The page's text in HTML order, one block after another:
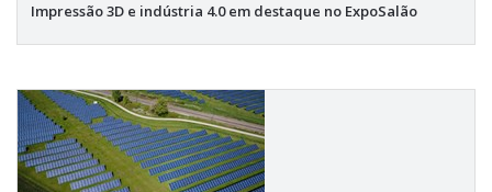
Impressão 3D e indústria 4.0 em destaque no ExpoSalão